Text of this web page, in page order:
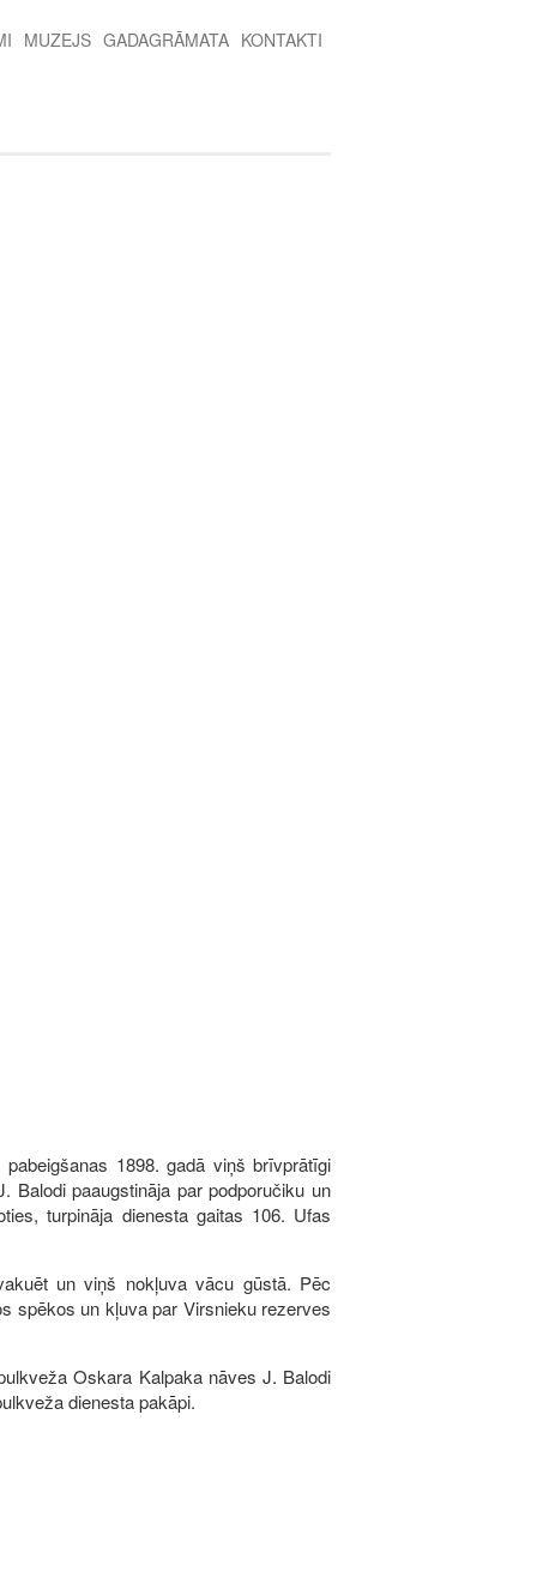
MUZEJS GADAGRĀMATA KONTAKTI
1898. gadā viņš brīvprātīgi
Balodi paaugstināja par podporučiku un
turpināja dienesta gaitas 106. Ufas
un viņš nokļuva vācu gūstā. Pēc
spēkos un kļuva par Virsnieku rezerves
Oskara Kalpaka nāves J. Balodi
dienesta pakāpi.